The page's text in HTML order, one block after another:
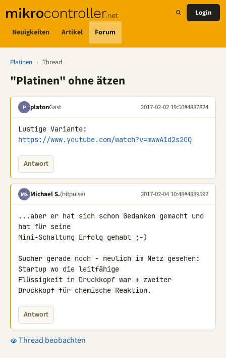
Neuigkeiten Artikel Forum
Login
Platinen › Thread
"Platinen" ohne ätzen
P platonGast 2017-02-02 19:50#4887824
https://www.youtube.com/watch?v=mwwA1d2s2OQ
Antwort
MS Michael S.(bitpulse) 2017-02-04 10:48#4889592
...aber er hat sich schon Gedanken gemacht und
hat für seine
Mini-Schaltung Erfolg gehabt ;-)
Sucher gerade noch - neulich im Netz gesehen:
Startup wo die leitfähige
Flüssigkeit in Druckkopf war + zweiter
Druckkopf für chemische Reaktion.
Antwort
Thread beobachten